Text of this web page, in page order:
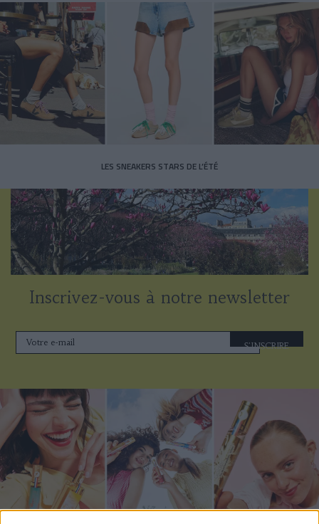
LES SNEAKERS STARS DE L’ÉTÉ
Inscrivez-vous à notre newsletter
S'INSCRIRE